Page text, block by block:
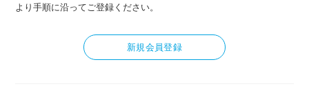
より手順に沿ってご登録ください。
新規会員登録